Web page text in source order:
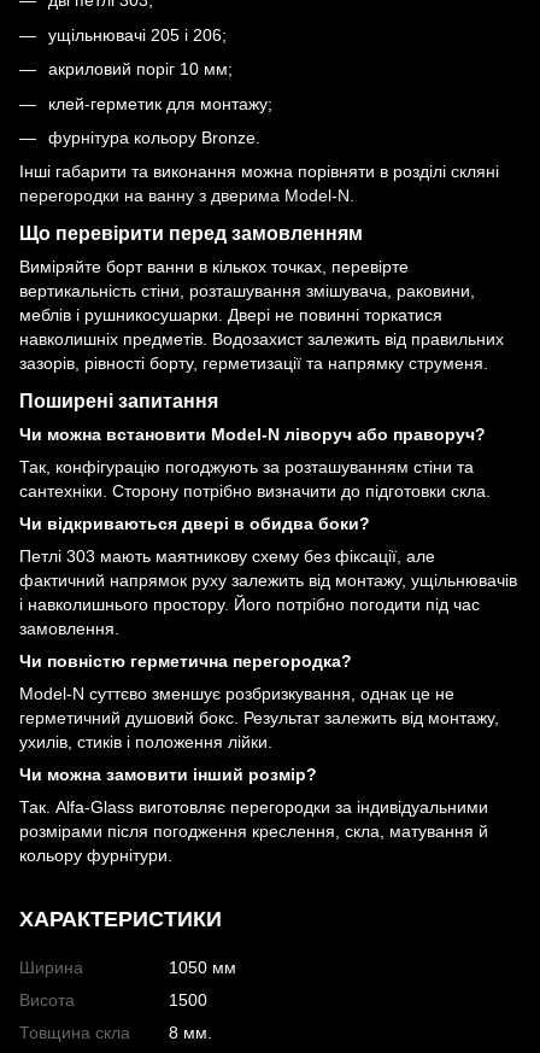
ущільнювачі 205 і 206;
акриловий поріг 10 мм;
клей-герметик для монтажу;
фурнітура кольору Bronze.
Інші габарити та виконання можна порівняти в розділі скляні
перегородки на ванну з дверима Model-N.
Що перевірити перед замовленням
Виміряйте борт ванни в кількох точках, перевірте
вертикальність стіни, розташування змішувача, раковини,
меблів і рушникосушарки. Двері не повинні торкатися
навколишніх предметів. Водозахист залежить від правильних
зазорів, рівності борту, герметизації та напрямку струменя.
Поширені запитання
Чи можна встановити Model-N ліворуч або праворуч?
Так, конфігурацію погоджують за розташуванням стіни та
сантехніки. Сторону потрібно визначити до підготовки скла.
Чи відкриваються двері в обидва боки?
Петлі 303 мають маятникову схему без фіксації, але
фактичний напрямок руху залежить від монтажу, ущільнювачів
і навколишнього простору. Його потрібно погодити під час
замовлення.
Чи повністю герметична перегородка?
Model-N суттєво зменшує розбризкування, однак це не
герметичний душовий бокс. Результат залежить від монтажу,
ухилів, стиків і положення лійки.
Чи можна замовити інший розмір?
Так. Alfa-Glass виготовляє перегородки за індивідуальними
розмірами після погодження креслення, скла, матування й
кольору фурнітури.
ХАРАКТЕРИСТИКИ
Ширина
1050 мм
Висота
1500
Товщина скла
8 мм.